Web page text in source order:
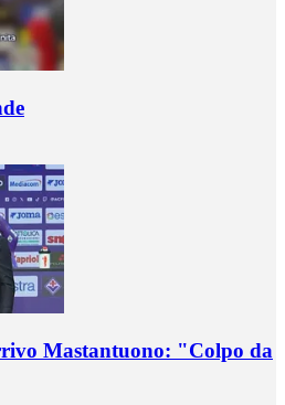
Mastantuono: "Colpo da